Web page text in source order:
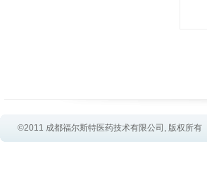
©2011 成都福尔斯特医药技术有限公司, 版权所有